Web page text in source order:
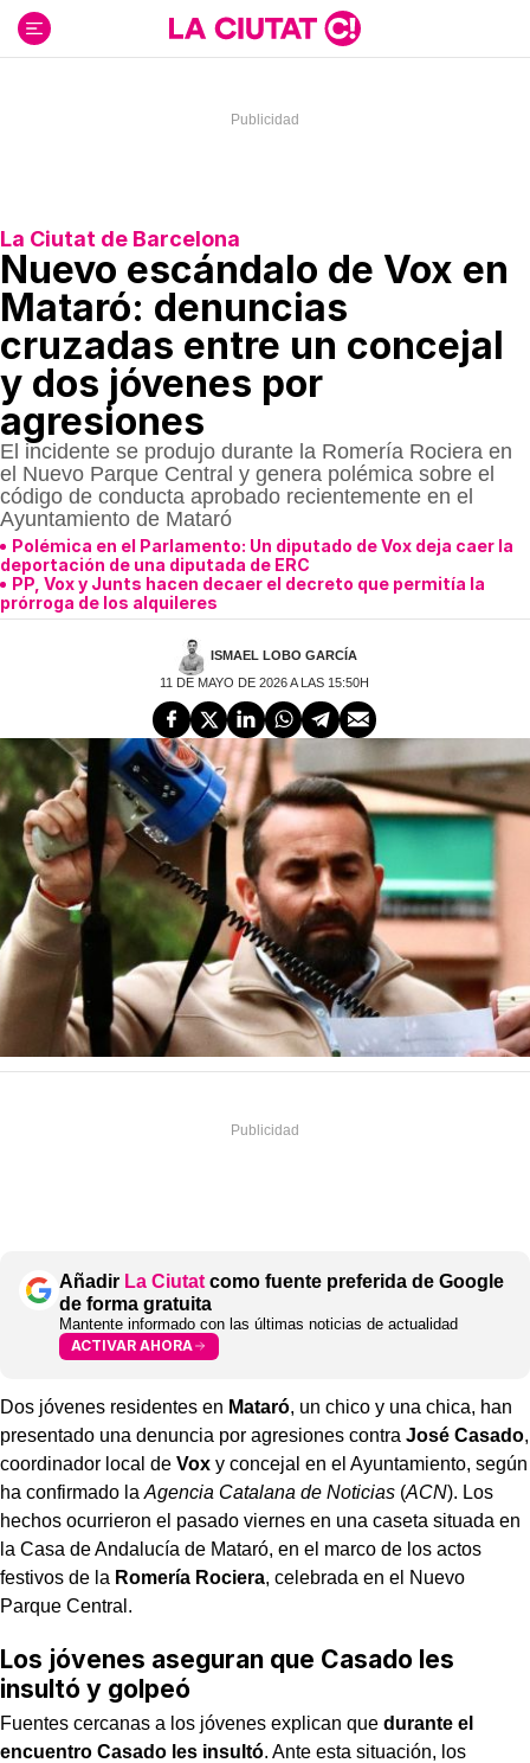
contenido
La Ciutat de Barcelona
Nuevo escándalo de Vox en
Mataró: denuncias
cruzadas entre un concejal
y dos jóvenes por
agresiones
El incidente se produjo durante la Romería Rociera en
el Nuevo Parque Central y genera polémica sobre el
código de conducta aprobado recientemente en el
Ayuntamiento de Mataró
Polémica en el Parlamento: Un diputado de Vox deja caer la
deportación de una diputada de ERC
PP, Vox y Junts hacen decaer el decreto que permitía la
prórroga de los alquileres
ISMAEL LOBO GARCÍA
11 DE MAYO DE 2026 A LAS 15:50H
Añadir La Ciutat como fuente preferida de Google
de forma gratuita
Mantente informado con las últimas noticias de actualidad
ACTIVAR AHORA
Dos jóvenes residentes en Mataró, un chico y una chica, han
presentado una denuncia por agresiones contra José Casado,
coordinador local de Vox y concejal en el Ayuntamiento, según
ha confirmado la Agencia Catalana de Noticias (ACN). Los
hechos ocurrieron el pasado viernes en una caseta situada en
la Casa de Andalucía de Mataró, en el marco de los actos
festivos de la Romería Rociera, celebrada en el Nuevo
Parque Central.
Los jóvenes aseguran que Casado les
insultó y golpeó
Fuentes cercanas a los jóvenes explican que durante el
encuentro Casado les insultó. Ante esta situación, los